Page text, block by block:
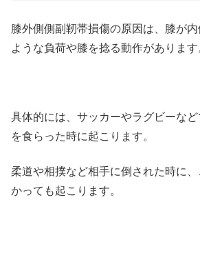
膝外側側副靭帯損傷の原因は、膝が
ような負荷や膝を捻る動作があります
具体的には、サッカーやラグビーな
を食らった時に起こります。
柔道や相撲など相手に倒された時に
かっても起こります。